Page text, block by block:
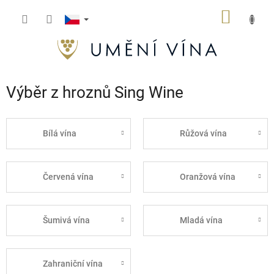
Výběr z hroznů Sing Wine
Bílá vína Růžová vína
Červená vína Oranžová vína
Šumivá vína Mladá vína
Zahraniční vína